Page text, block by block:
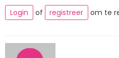
Login
of registreer om te